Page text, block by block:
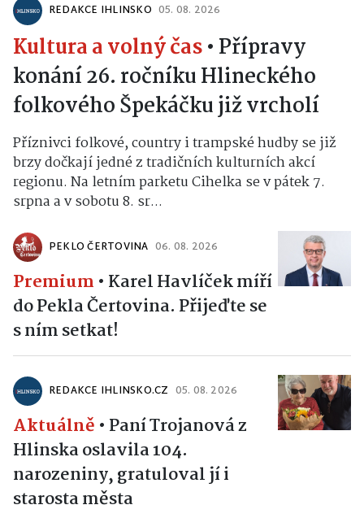
REDAKCE IHLINSKO 05. 08. 2026
Kultura a volný čas• Přípravy
konání 26. ročníku Hlineckého
folkového Špekáčku již vrcholí
Příznivci folkové, country i trampské hudby se již
brzy dočkají jedné z tradičních kulturních akcí
regionu. Na letním parketu Cihelka se v pátek 7.
srpna a v sobotu 8. sr...
PEKLO ČERTOVINA 06. 08. 2026
Premium • Karel Havlíček míří
do Pekla Čertovina. Přijeďte se
s ním setkat!
REDAKCE IHLINSKO.CZ 05. 08. 2026
Aktuálně • Paní Trojanová z
Hlinska oslavila 104.
narozeniny, gratuloval jí i
starosta města